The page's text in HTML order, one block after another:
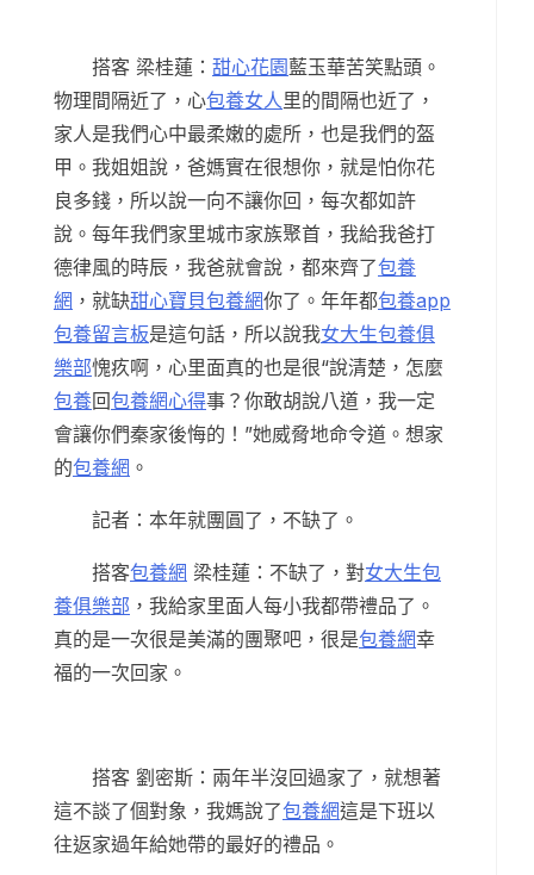
搭客 梁桂蓮： 甜心花園藍玉華苦笑點頭。
物理間隔近了，心包養女人里的間隔也近了，
家人是我們心中最柔嫩的處所，也是我們的盔
甲。我姐姐說，爸媽實在很想你，就是怕你花
良多錢，所以說一向不讓你回，每次都如許
說。每年我們家里城市家族聚首，我給我爸打
德律風的時辰，我爸就會說，都來齊了包養
網 ，就缺甜心寶貝包養網你了。年年都包養app
包養留言板是這句話，所以說我女大生包養俱
樂部愧疚啊，心里面真的也是很“說清楚，怎麼
包養回包養網心得事？你敢胡說八道，我一定
會讓你們秦家後悔的！”她威脅地命令道。想家
的包養網 。
記者：本年就團圓了，不缺了。
搭客包養網 梁桂蓮：不缺了，對女大生包
養俱樂部 ，我給家里面人每小我都帶禮品了。
真的是一次很是美滿的團聚吧，很是包養網幸
福的一次回家。
搭客 劉密斯：兩年半沒回過家了，就想著
這不談了個對象，我媽說了包養網這是下班以
往返家過年給她帶的最好的禮品。